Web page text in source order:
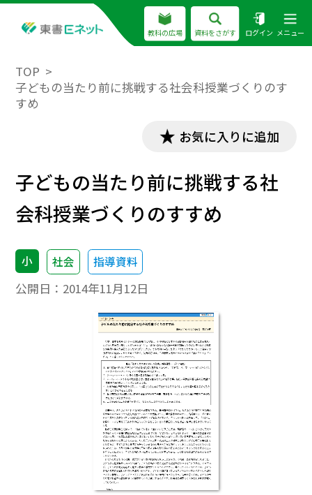
教科の広場 資料をさがす ログイン メニュー
TOP
子どもの当たり前に挑戦する社会科授業づくりのす
すめ
お気に入りに追加
子どもの当たり前に挑戦する社
会科授業づくりのすすめ
小 社会 指導資料
公開日： 2014年11月12日